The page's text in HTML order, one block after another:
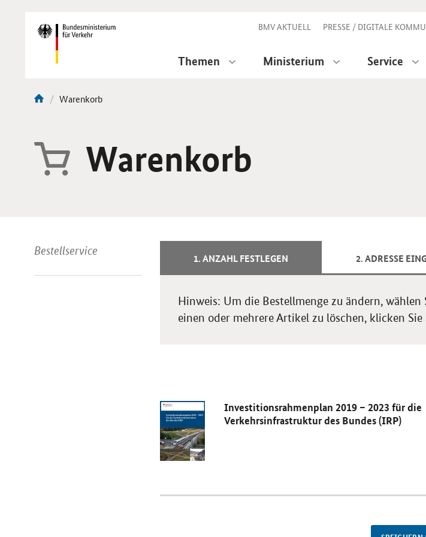
Navigation BMV AKTUELL PRESSE / DIGITALE
Themen Ministerium Service
Aktuelle
Warenkorb
Warenkorb
Bestellservice
1. ANZAHL FESTLEGEN 2. ADRESSE
Hinweis: Um die Bestellmenge zu ändern,
einen oder mehrere Artikel zu löschen, klicken
Investitionsrahmenplan 2019 – 2023 für die
Verkehrsinfrastruktur des Bundes (IRP)